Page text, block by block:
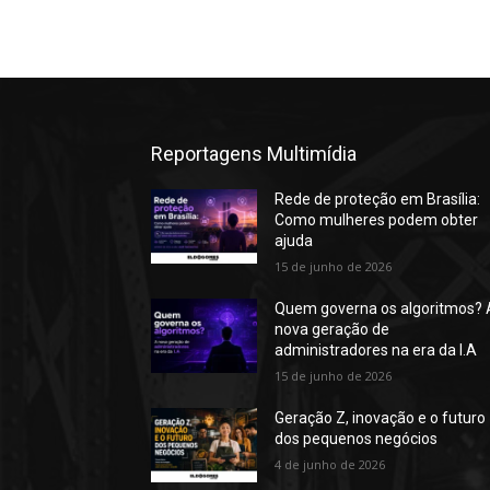
Reportagens Multimídia
Rede de proteção em Brasília:
Como mulheres podem obter
ajuda
15 de junho de 2026
Quem governa os algoritmos?
nova geração de
administradores na era da I.A
15 de junho de 2026
Geração Z, inovação e o futuro
dos pequenos negócios
4 de junho de 2026